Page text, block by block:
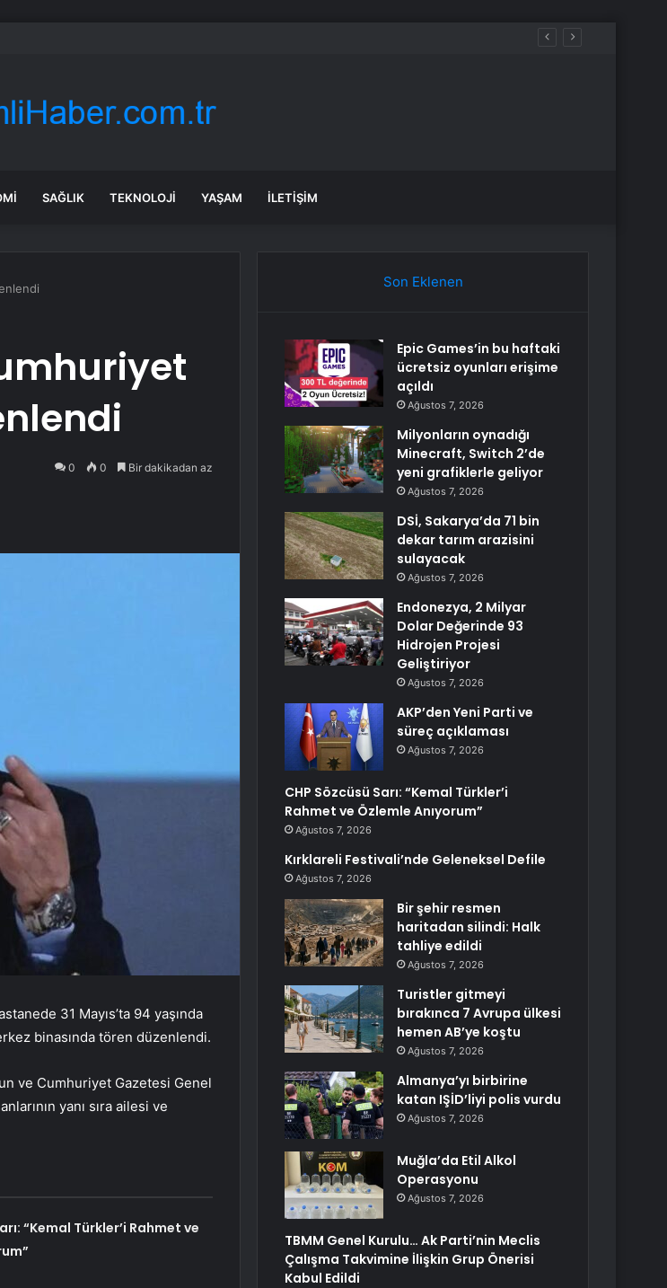
2’de yeni grafiklerle geliyor
SAĞLIK TEKNOLOJI YAŞAM İLETIŞIM
0 0 Bir dakikadan az
31 Mayıs’ta 94 yaşında
binasında tören düzenlendi.
ve Cumhuriyet Gazetesi Genel
yanı sıra ailesi ve
“Kemal Türkler’i Rahmet ve
Son Eklenen
Epic Games’in bu haftaki
ücretsiz oyunları erişime
açıldı
Ağustos 7, 2026
Milyonların oynadığı
Minecraft, Switch 2’de
yeni grafiklerle geliyor
Ağustos 7, 2026
DSİ, Sakarya’da 71 bin
dekar tarım arazisini
sulayacak
Ağustos 7, 2026
Endonezya, 2 Milyar
Dolar Değerinde 93
Hidrojen Projesi
Geliştiriyor
Ağustos 7, 2026
AKP’den Yeni Parti ve
süreç açıklaması
Ağustos 7, 2026
CHP Sözcüsü Sarı: “Kemal Türkler’i
Rahmet ve Özlemle Anıyorum”
Ağustos 7, 2026
Kırklareli Festivali’nde Geleneksel Defile
Ağustos 7, 2026
Bir şehir resmen
haritadan silindi: Halk
tahliye edildi
Ağustos 7, 2026
Turistler gitmeyi
bırakınca 7 Avrupa ülkesi
hemen AB’ye koştu
Ağustos 7, 2026
Almanya’yı birbirine
katan IŞİD’liyi polis vurdu
Ağustos 7, 2026
Muğla’da Etil Alkol
Operasyonu
Ağustos 7, 2026
TBMM Genel Kurulu… Ak Parti’nin Meclis
Çalışma Takvimine İlişkin Grup Önerisi
Kabul Edildi